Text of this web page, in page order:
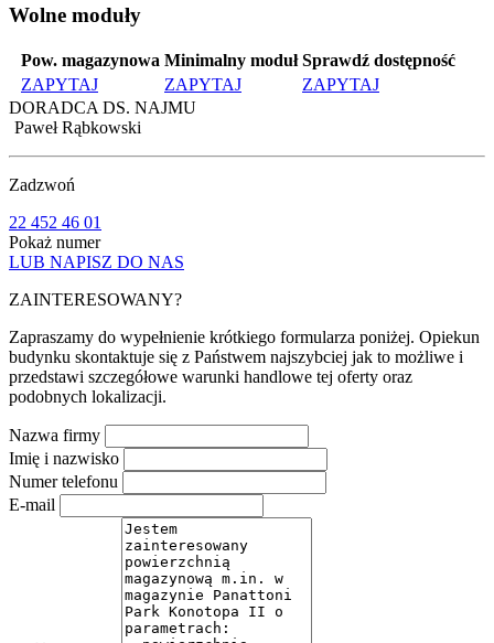
Wolne moduły
Pow. magazynowa Minimalny moduł Sprawdź dostępność
ZAPYTAJ
ZAPYTAJ
ZAPYTAJ
DORADCA DS. NAJMU
Paweł Rąbkowski
Zadzwoń
22 452 46 01
Pokaż numer
LUB NAPISZ DO NAS
ZAINTERESOWANY?
Zapraszamy do wypełnienie krótkiego formularza poniżej. Opiekun
budynku skontaktuje się z Państwem najszybciej jak to możliwe i
przedstawi szczegółowe warunki handlowe tej oferty oraz
podobnych lokalizacji.
Nazwa firmy
Imię i nazwisko
Numer telefonu
E-mail